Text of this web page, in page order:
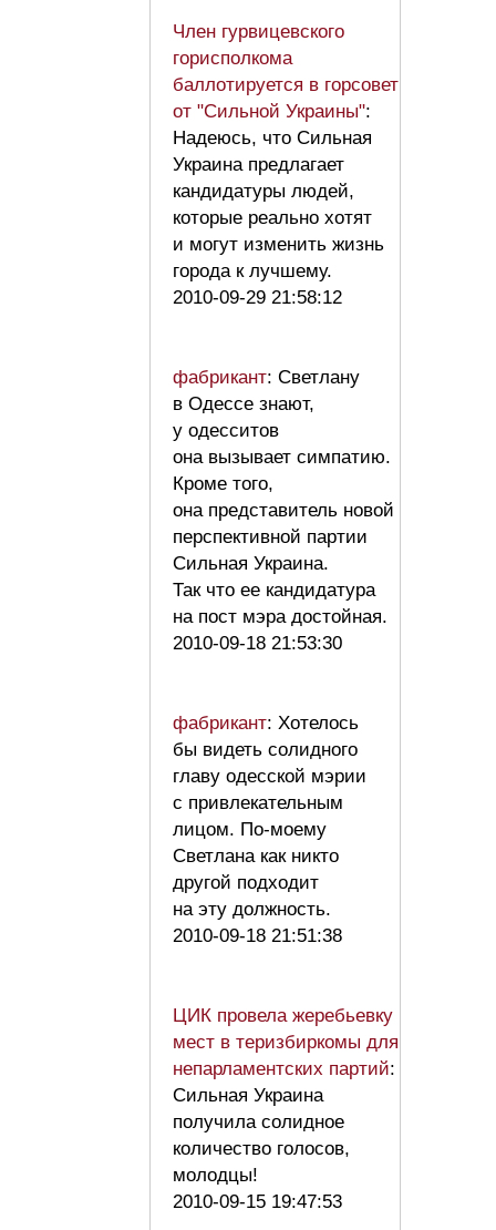
Член гурвицевского
горисполкома
баллотируется в горсовет
от "Сильной Украины":
Надеюсь, что Сильная
Украина предлагает
кандидатуры людей,
которые реально хотят
и могут изменить жизнь
города к лучшему.
2010-09-29 21:58:12
фабрикант: Светлану
в Одессе знают,
у одесситов
она вызывает симпатию.
Кроме того,
она представитель новой
перспективной партии
Сильная Украина.
Так что ее кандидатура
на пост мэра достойная.
2010-09-18 21:53:30
фабрикант: Хотелось
бы видеть солидного
главу одесской мэрии
с привлекательным
лицом. По-моему
Светлана как никто
другой подходит
на эту должность.
2010-09-18 21:51:38
ЦИК провела жеребьевку
мест в теризбиркомы для
непарламентских партий:
Сильная Украина
получила солидное
количество голосов,
молодцы!
2010-09-15 19:47:53